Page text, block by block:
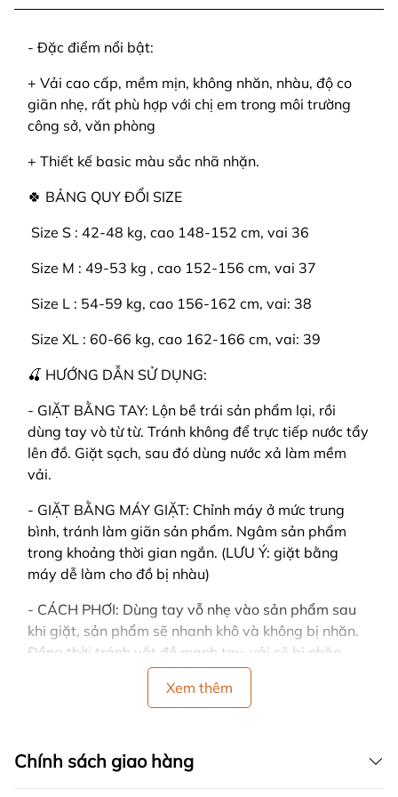
- Đặc điểm nổi bật:
+ Vải cao cấp, mềm mịn, không nhăn, nhàu, độ co
giãn nhẹ, rất phù hợp với chị em trong môi trường
công sở, văn phòng
+ Thiết kế basic màu sắc nhã nhặn.
🍀 BẢNG QUY ĐỔI SIZE
️ Size S : 42-48 kg, cao 148-152 cm, vai 36
️ Size M : 49-53 kg , cao 152-156 cm, vai 37
️ Size L : 54-59 kg, cao 156-162 cm, vai: 38
️ Size XL : 60-66 kg, cao 162-166 cm, vai: 39
🍒 HƯỚNG DẪN SỬ DỤNG:
- GIẶT BẰNG TAY: Lộn bề trái sản phẩm lại, rồi
dùng tay vò từ từ. Tránh không để trực tiếp nước tẩy
lên đồ. Giặt sạch, sau đó dùng nước xả làm mềm
vải.
- GIẶT BẰNG MÁY GIẶT: Chỉnh máy ở mức trung
bình, tránh làm giãn sản phẩm. Ngâm sản phẩm
trong khoảng thời gian ngắn. (LƯU Ý: giặt bằng
máy dễ làm cho đồ bị nhàu)
- CÁCH PHƠI: Dùng tay vỗ nhẹ vào sản phẩm sau
khi giặt, sản phẩm sẽ nhanh khô và không bị nhăn.
Đồng thời tránh vắt đồ mạnh tay, vải sẽ bị nhăn.
- Nên phơi ở nơi có nhiều gió, trải thẳng khi phơi và
tránh nơi có ánh nắng gay gắt hoặc trực tiếp, sản
- Nên phân loại quần áo cùng màu, cùng chất liệu
Xem thêm
Chính sách giao hàng